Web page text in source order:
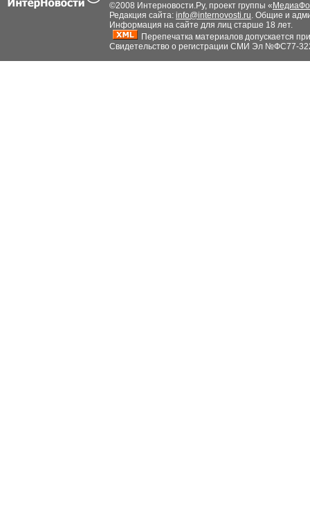
©2008 Интерновости.Ру, проект группы «
Редакция сайта: info@internovosti.ru. Общие и
Информация на сайте для лиц старше 18 лет.
Перепечатка материалов допускается
Свидетельство о регистрации СМИ Эл №ФС77-